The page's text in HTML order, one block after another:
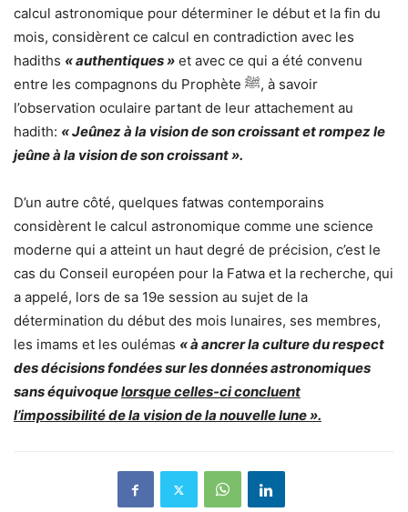
calcul astronomique pour déterminer le début et la fin du
mois, considèrent ce calcul en contradiction avec les
hadiths « authentiques » et avec ce qui a été convenu
entre les compagnons du Prophète ﷺ, à savoir
l’observation oculaire partant de leur attachement au
hadith: « Jeûnez à la vision de son croissant et rompez le
jeûne à la vision de son croissant ».
D’un autre côté, quelques fatwas contemporains
considèrent le calcul astronomique comme une science
moderne qui a atteint un haut degré de précision, c’est le
cas du Conseil européen pour la Fatwa et la recherche, qui
a appelé, lors de sa 19e session au sujet de la
détermination du début des mois lunaires, ses membres,
les imams et les oulémas « à ancrer la culture du respect
des décisions fondées sur les données astronomiques
sans équivoquelorsque celles-ci concluent
l’impossibilité de la vision de la nouvelle lune ».